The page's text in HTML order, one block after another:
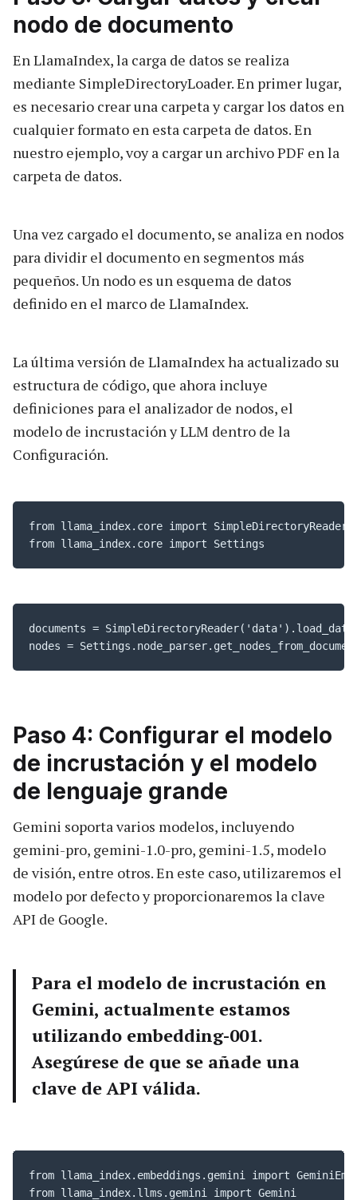
nodo de documento
En LlamaIndex, la carga de datos se realiza
mediante SimpleDirectoryLoader. En primer lugar,
es necesario crear una carpeta y cargar los datos en
cualquier formato en esta carpeta de datos. En
nuestro ejemplo, voy a cargar un archivo PDF en la
carpeta de datos.
Una vez cargado el documento, se analiza en nodos
para dividir el documento en segmentos más
pequeños. Un nodo es un esquema de datos
definido en el marco de LlamaIndex.
La última versión de LlamaIndex ha actualizado su
estructura de código, que ahora incluye
definiciones para el analizador de nodos, el
modelo de incrustación y LLM dentro de la
Configuración.
from llama_index.core import SimpleDirectoryReader
from llama_index.core import Settings
documents =
nodes =
Paso 4: Configurar el modelo
de incrustación y el modelo
de lenguaje grande
Gemini soporta varios modelos, incluyendo
gemini-pro, gemini-1.0-pro, gemini-1.5, modelo
de visión, entre otros. En este caso, utilizaremos el
modelo por defecto y proporcionaremos la clave
API de Google.
Para el modelo de incrustación en
Gemini, actualmente estamos
utilizando embedding-001.
Asegúrese de que se añade una
clave de API válida.
from llama_index.embeddings.gemini import
from llama_index.llms.gemini import Gemini